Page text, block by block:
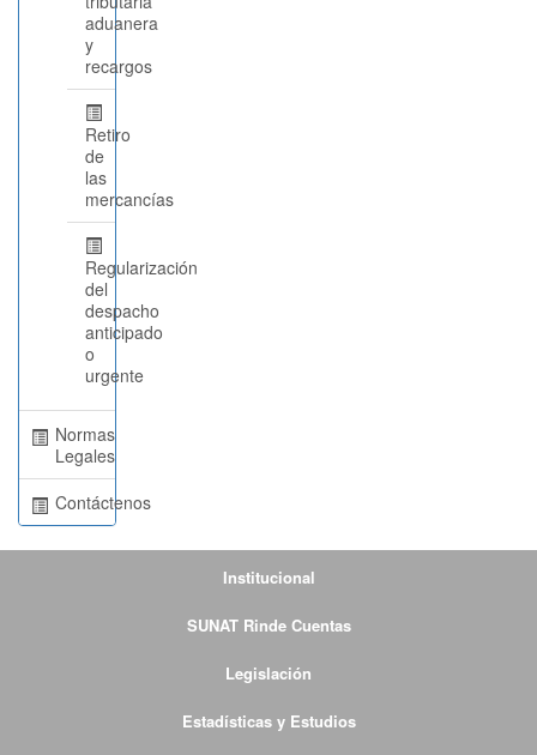
aduanera
y
recargos
Retiro
de
las
mercancías
Regularización
del
despacho
anticipado
o
urgente
Normas
Legales
Contáctenos
Institucional
SUNAT Rinde Cuentas
Legislación
Estadísticas y Estudios